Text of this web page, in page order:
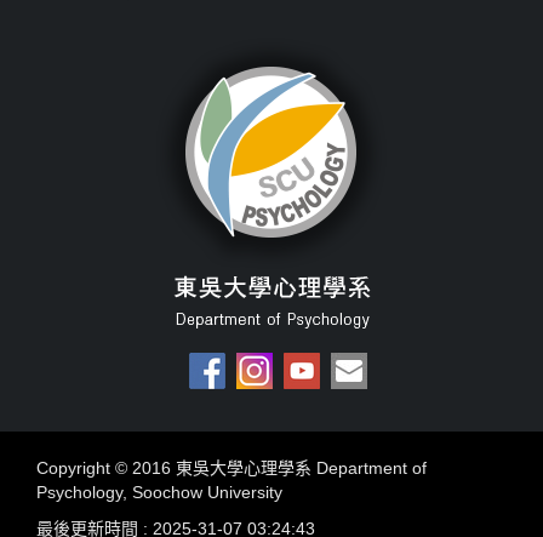
Copyright © 2016 東吳大學心理學系 Department of
Psychology, Soochow University
最後更新時間 : 2025-31-07 03:24:43